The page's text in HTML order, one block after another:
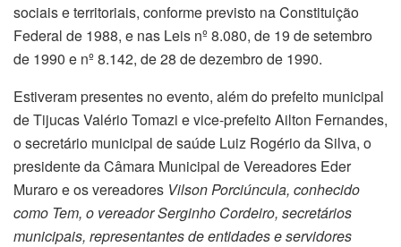
sociais e territoriais, conforme previsto na Constituição
Federal de 1988, e nas Leis nº 8.080, de 19 de setembro
de 1990 e nº 8.142, de 28 de dezembro de 1990.
Estiveram presentes no evento, além do prefeito municipal
de Tijucas Valério Tomazi e vice-prefeito Ailton Fernandes,
o secretário municipal de saúde Luiz Rogério da Silva, o
presidente da Câmara Municipal de Vereadores Eder
Muraro e os vereadores Vilson Porciúncula, conhecido
como Tem, o vereador Serginho Cordeiro, secretários
municipais, representantes de entidades e servidores